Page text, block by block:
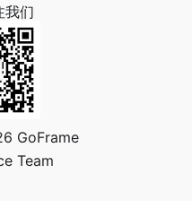
我们
GoFrame
Team